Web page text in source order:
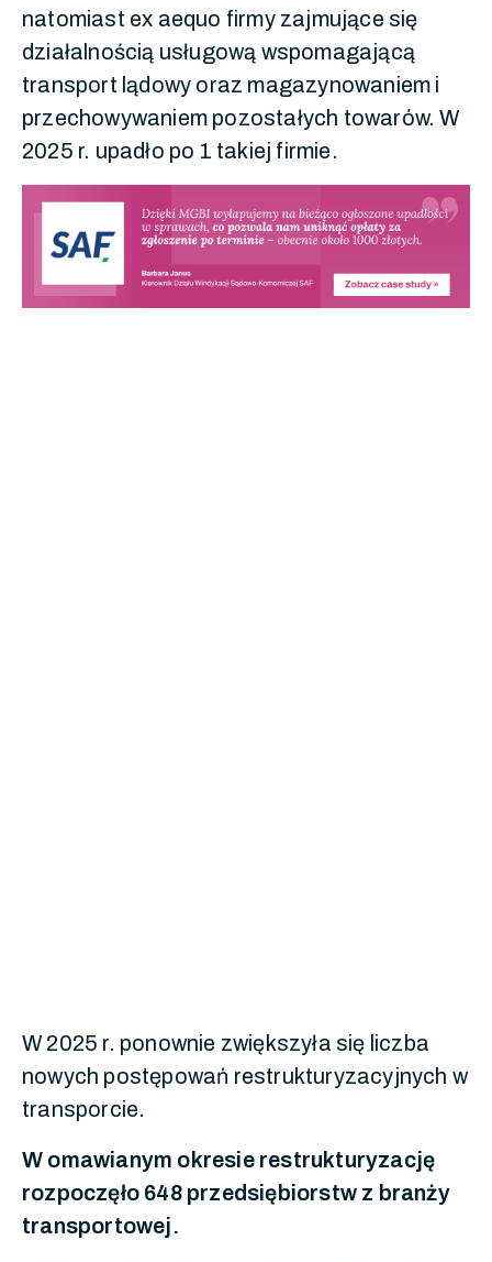
natomiast ex aequo firmy zajmujące się
działalnością usługową wspomagającą
transport lądowy oraz magazynowaniem i
przechowywaniem pozostałych towarów. W
2025 r. upadło po 1 takiej firmie.
W 2025 r. ponownie zwiększyła się liczba
nowych postępowań restrukturyzacyjnych w
transporcie.
W omawianym okresie restrukturyzację
rozpoczęło 648 przedsiębiorstw z branży
transportowej.